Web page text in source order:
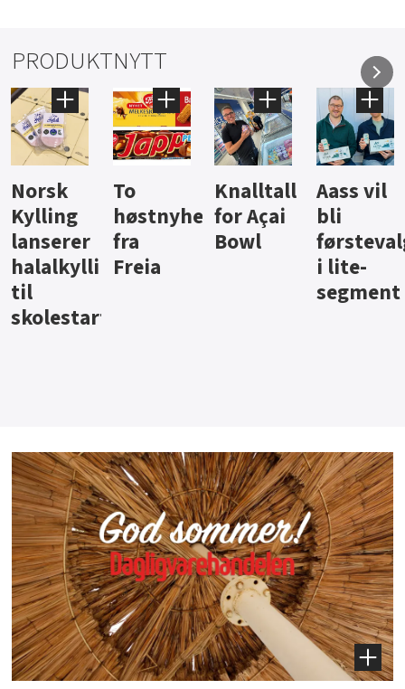
PRODUKTNYTT
Knalltall
for Açai
Bowl
Aass vil
bli
førstevalg
i lite-
Brus og
jus fra
Berentsen
Hard
iste fra
Hansa